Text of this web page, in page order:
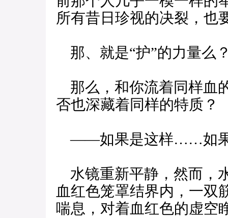
所有昔日珍视的决裂，也
那、就是“护”的力量么
那么，和你流着同样血
否也深藏着同样的特质？
——如果是这样……如果
水镜重新平静，然而，
血红色笼罩结界内，一双
喘息，对着血红色的虚空